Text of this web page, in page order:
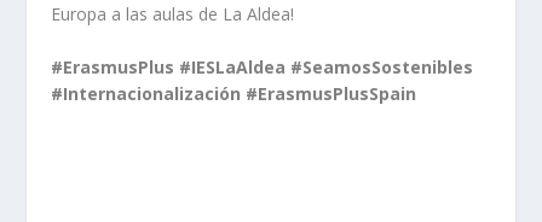
Europa a las aulas de La Aldea!
#ErasmusPlus #IESLaAldea #SeamosSostenibles
#Internacionalización #ErasmusPlusSpain